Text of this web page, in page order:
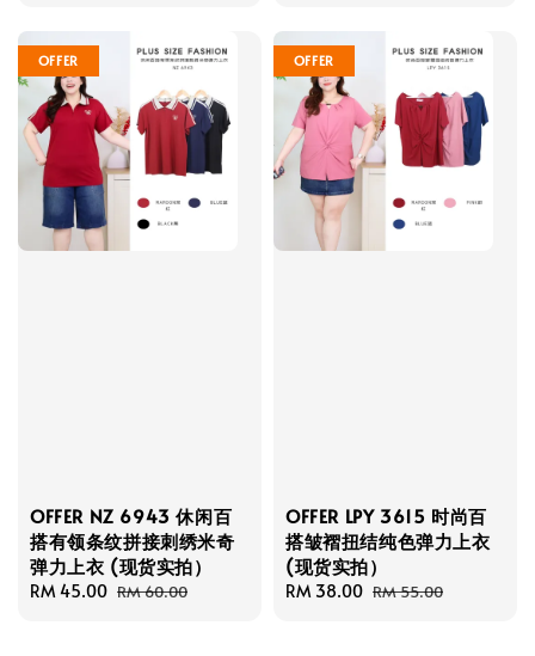
OFFER
OFFER NZ 6943 休闲百
搭有领条纹拼接刺绣米奇
弹力上衣 (现货实拍）
Sale
RM 45.00 Regular
RM 60.00
OFFER
OFFER LPY 3615 时尚百
搭皱褶扭结纯色弹力上衣
(现货实拍）
Sale
RM 38.00 Regular
RM 55.00